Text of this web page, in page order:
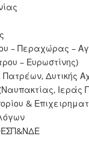
– Περαχώρας –
– Ευρωστίνης)
Δυτικής
Ιεράς
&